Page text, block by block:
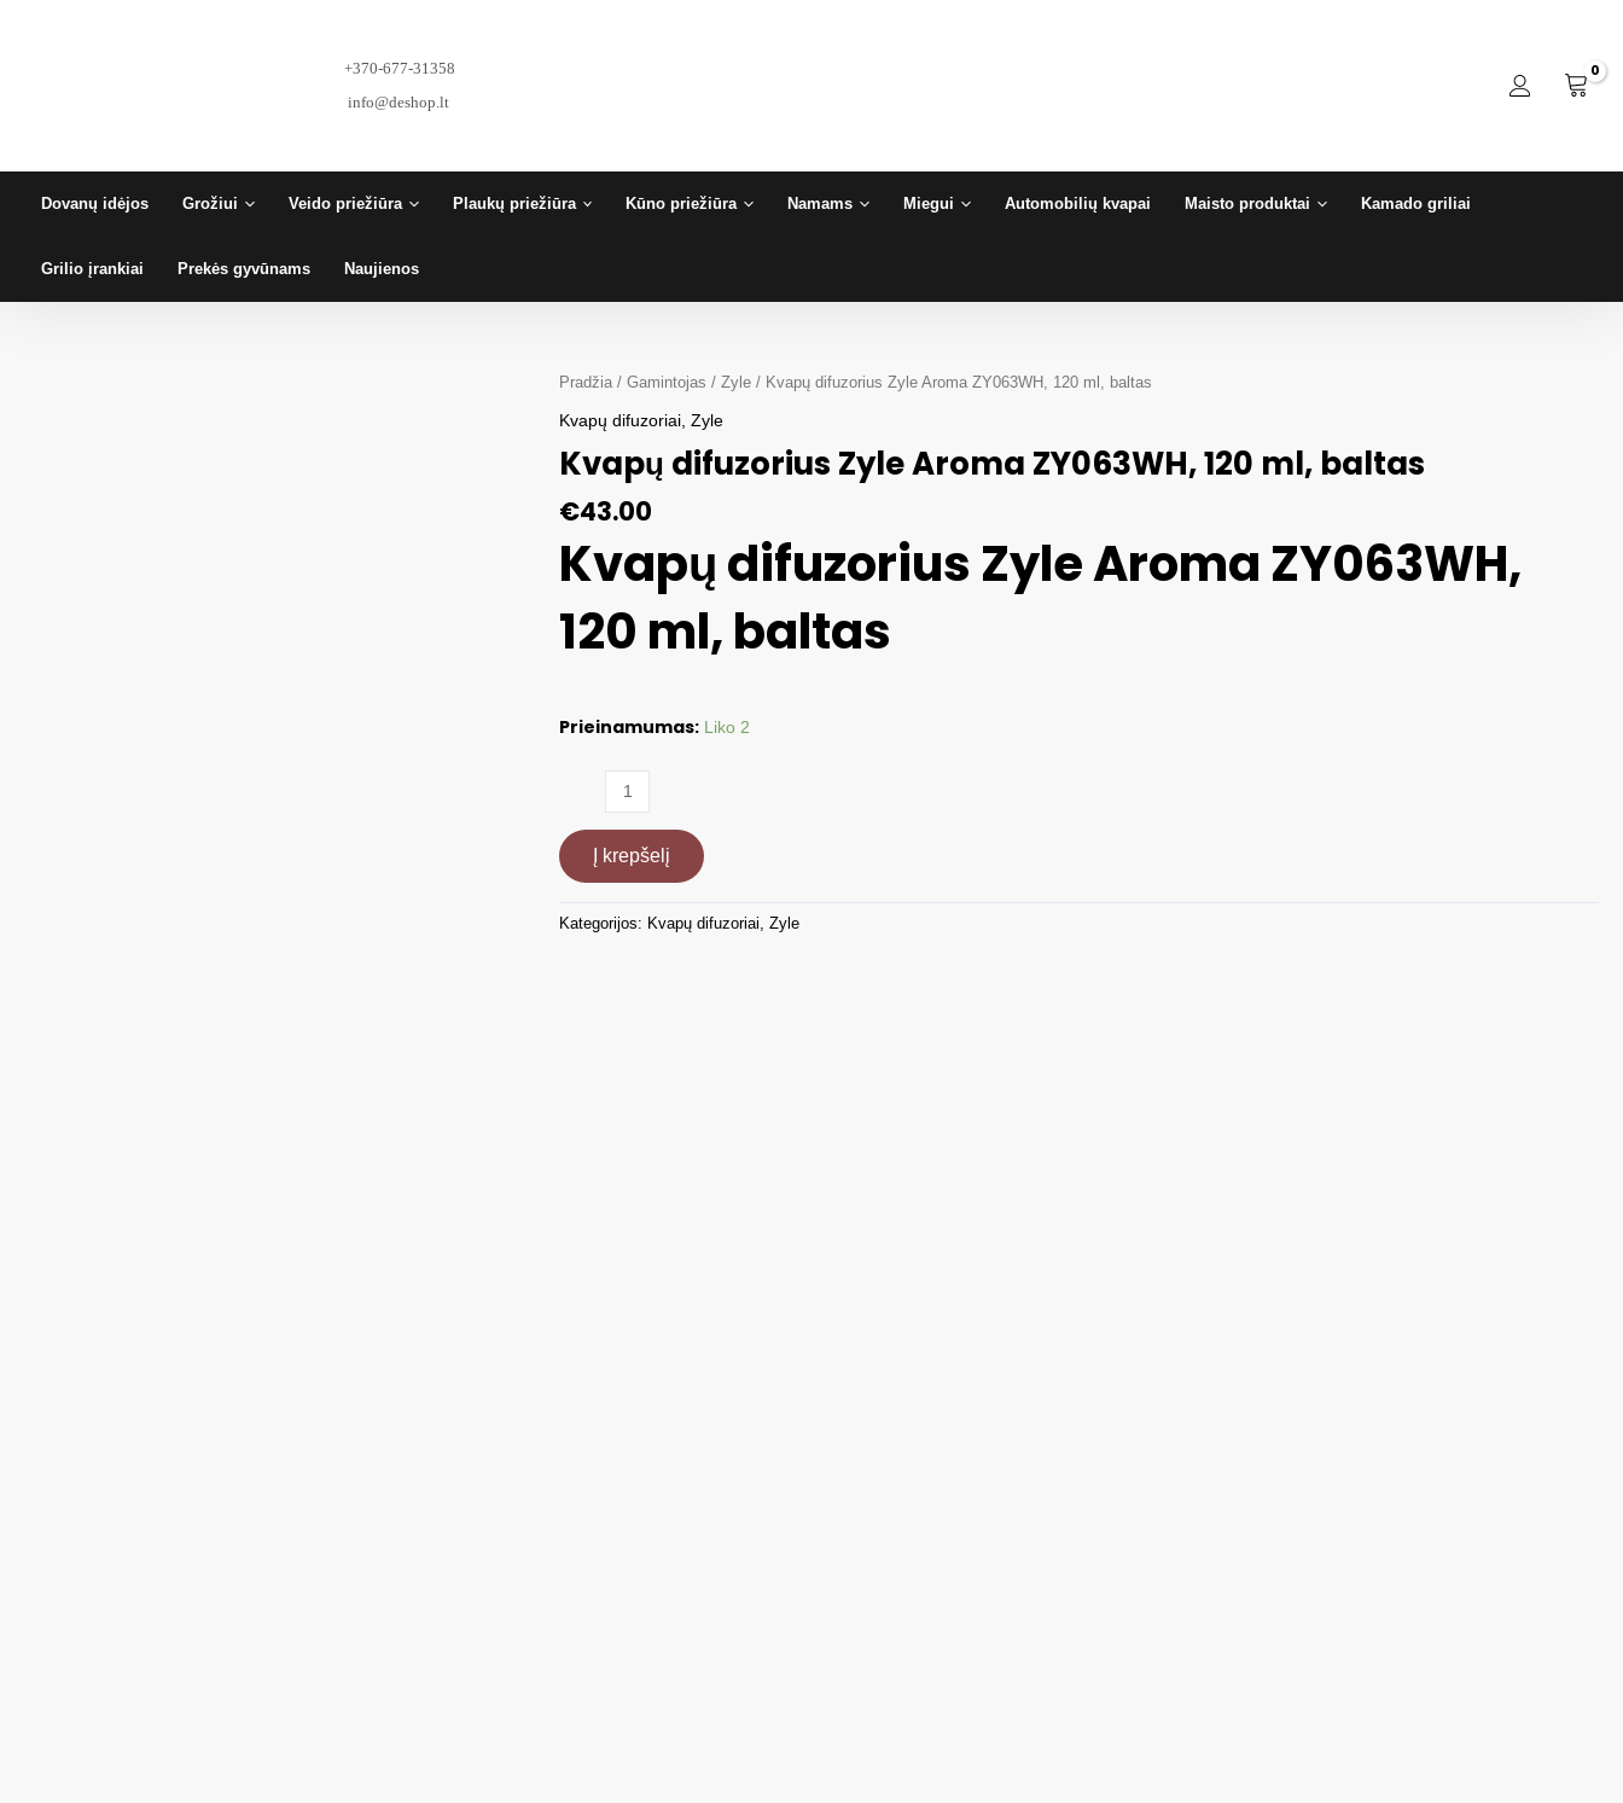
+370-677-31358
info@deshop.lt
Dovanų idėjos Grožiui Veido priežiūra Plaukų priežiūra Kūno priežiūra Namams Miegui Automobilių kvapai Maisto produktai Kamado griliai
Grilio įrankiai Prekės gyvūnams Naujienos
Pradžia /Gamintojas /Zyle / Kvapų difuzorius Zyle Aroma ZY063WH, 120 ml, baltas
Kvapų difuzoriai ,Zyle
Kvapų difuzorius Zyle Aroma ZY063WH, 120 ml, baltas
€43.00
Kvapų difuzorius Zyle Aroma ZY063WH,
120 ml, baltas
Prieinamumas: Liko 2
produkto
Kvapų
difuzorius
Zyle
Aroma
Į krepšelį
Kategorijos: Kvapų difuzoriai,Zyle